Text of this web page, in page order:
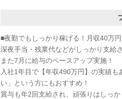
■夜勤でもしっかり稼げる！月収40万
深夜手当・残業代などがしっかり支給
また7月に給与のベースアップ実施！
入社1年目で【年収490万円】の実績
い」という方にもおすすめ！
賞与も年2回支給され、頑張りはしっ